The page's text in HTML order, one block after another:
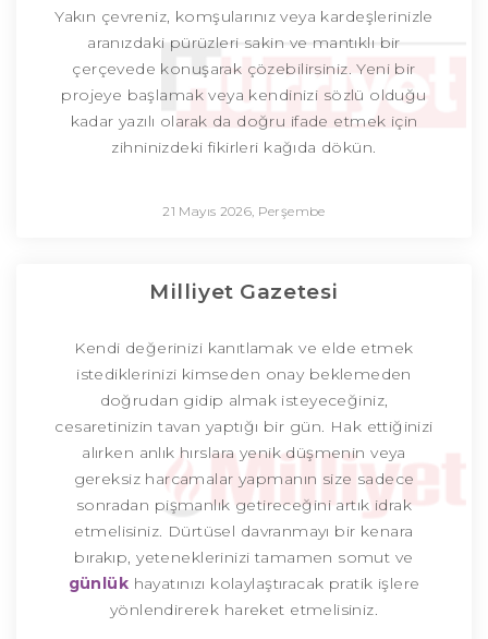
Yakın çevreniz, komşularınız veya kardeşlerinizle
aranızdaki pürüzleri sakin ve mantıklı bir
çerçevede konuşarak çözebilirsiniz. Yeni bir
projeye başlamak veya kendinizi sözlü olduğu
kadar yazılı olarak da doğru ifade etmek için
zihninizdeki fikirleri kağıda dökün.
21 Mayıs 2026, Perşembe
Milliyet Gazetesi
Kendi değerinizi kanıtlamak ve elde etmek
istediklerinizi kimseden onay beklemeden
doğrudan gidip almak isteyeceğiniz,
cesaretinizin tavan yaptığı bir gün. Hak ettiğinizi
alırken anlık hırslara yenik düşmenin veya
gereksiz harcamalar yapmanın size sadece
sonradan pişmanlık getireceğini artık idrak
etmelisiniz. Dürtüsel davranmayı bir kenara
bırakıp, yeteneklerinizi tamamen somut ve
günlük hayatınızı kolaylaştıracak pratik işlere
yönlendirerek hareket etmelisiniz.